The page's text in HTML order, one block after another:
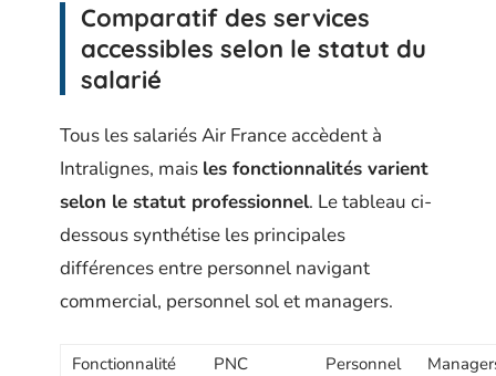
Comparatif des services
accessibles selon le statut du
salarié
Tous les salariés Air France accèdent à
Intralignes, mais les fonctionnalités varient
selon le statut professionnel. Le tableau ci-
dessous synthétise les principales
différences entre personnel navigant
commercial, personnel sol et managers.
Fonctionnalité
PNC
Personnel